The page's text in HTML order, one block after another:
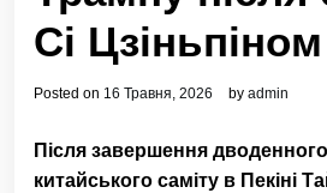
Сі Цзіньпіном
Posted on 16 Травня, 2026 by admin
Після завершення
китайського саміту в Пекіні